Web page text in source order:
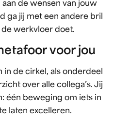
de wensen van jouw
ga jij met een andere bril
de werkvloer doet.
voor jou
de cirkel, als onderdeel
over alle collega’s. Jij
één beweging om iets in
laten excelleren.